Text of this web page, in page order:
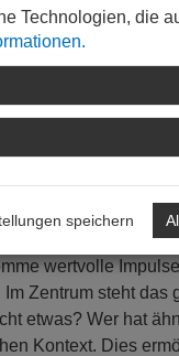
Ziele:
finden es im
erfahre ich, was
meine neuen Apps
Kontext:
Wenn ich anderen
wertvolle
Zentrum steht
etwas? Wer hat
Kontext. Dies
Technologien, die
speichern